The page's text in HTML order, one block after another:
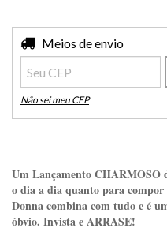
Entregas para o CEP:
Meios de envio
Não sei meu CEP
Um Lançamento CHARMOSO
o dia a dia quanto para compor
Donna combina com tudo e é
óbvio. Invista e ARRASE!